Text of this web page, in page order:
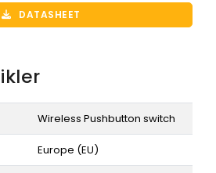
DATASHEET
Wireless Pushbutton switch
Europe (EU)